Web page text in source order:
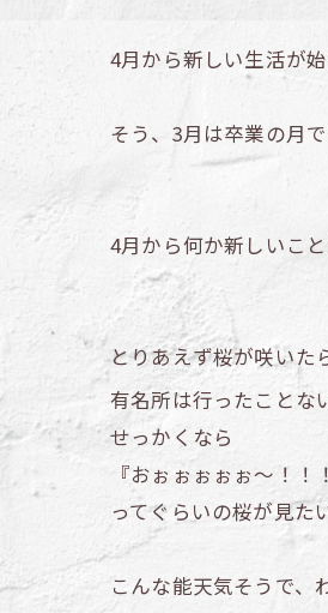
4月から新しい生活が
そう、3月は卒業の月
4月から何か新しいこ
とりあえず桜が咲いた
有名所は行ったことな
せっかくなら
『おぉぉぉぉぉ～！！
ってぐらいの桜が見た
こんな能天気そうで、